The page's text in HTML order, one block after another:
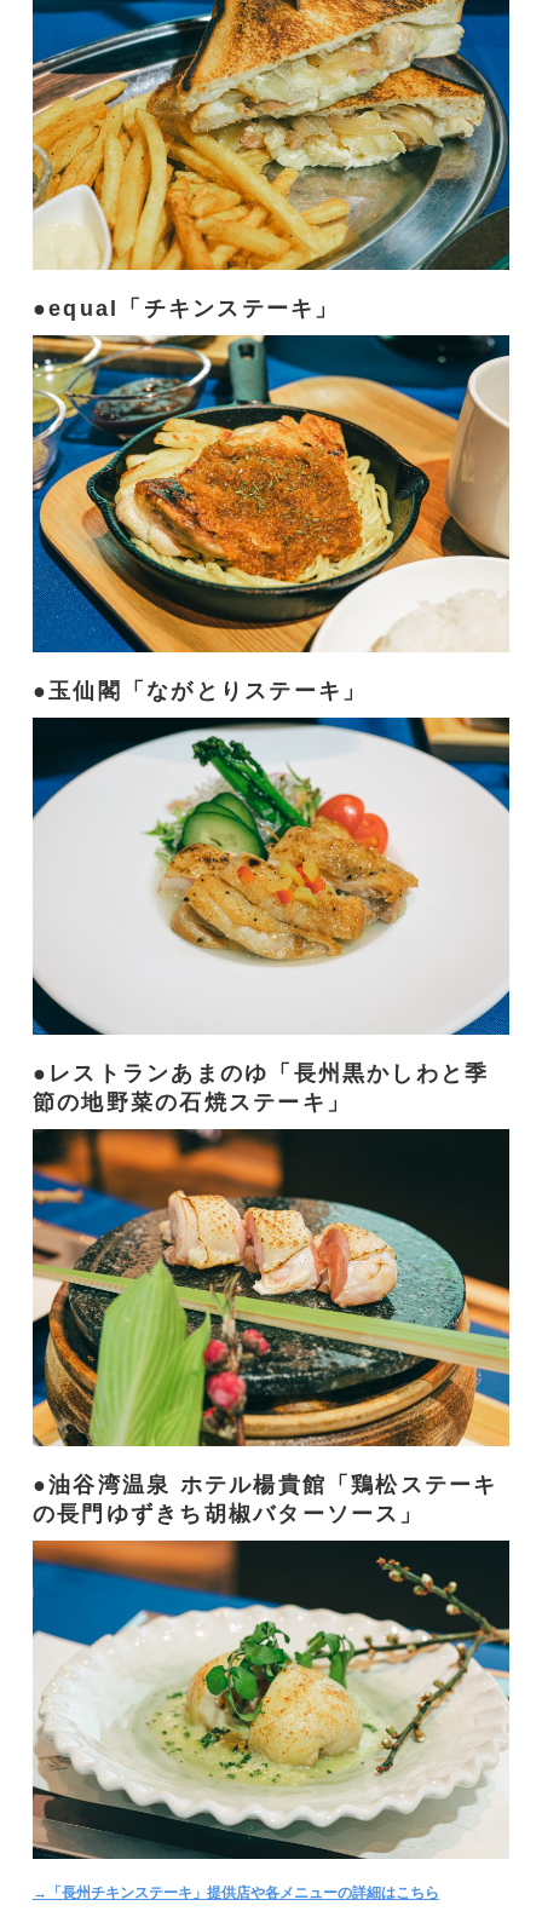
equal「チキンステーキ」
玉仙閣「ながとりステーキ」
レストランあまのゆ「長州黒かしわと季
節の地野菜の石焼ステーキ」
油谷湾温泉 ホテル楊貴館「鶏松ステーキ
の長門ゆずきち胡椒バターソース」
→「長州チキンステーキ」提供店や各メニューの詳細はこちら